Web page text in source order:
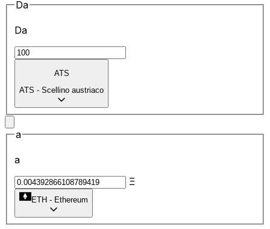
Da
Da
ATS
ATS - Scellino austriaco
a
a
Ξ
ETH - Ethereum